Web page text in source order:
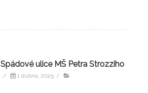
Spádové ulice MŠ Petra Strozziho
/ 1 dubna, 2025 /